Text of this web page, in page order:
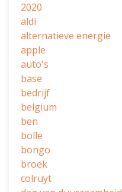
2020
aldi
alternatieve energie
apple
auto's
base
bedrijf
belgium
ben
bolle
bongo
broek
colruyt